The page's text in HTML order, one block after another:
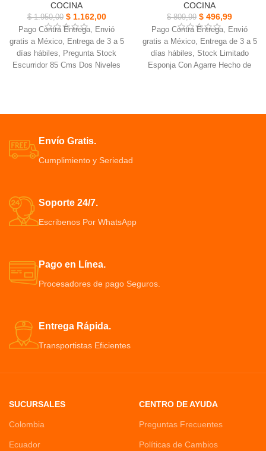
COCINA
$1.950,00 $1.162,00
Pago Contra Entrega, Envió
gratis a México, Entrega de 3 a 5
días hábiles, Pregunta Stock
Escurridor 85 Cms Dos Niveles
antideslizantes para mayor
Diseñada para proteger su
encimera o mesón de cocina de
arañazos.
COCINA
$809,99 $ 496,99
Pago Contra Entrega, Envió
gratis a México, Entrega de 3 a 5
días hábiles, Stock Limitado
Esponja Con Agarre Hecho de
alimentos y otros accesorios de
Envío Gratis.
Cumplimiento y Seriedad
Soporte 24/7.
Escribenos Por WhatsApp
Pago en Línea.
Procesadores de pago Seguros.
Entrega Rápida.
Transportistas Eficientes
SUCURSALES
Colombia
Ecuador
CENTRO DE AYUDA
Preguntas Frecuentes
Políticas de Cambios